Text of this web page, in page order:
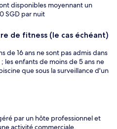
disponibles moyennant un
SGD par nuit
de fitness (le cas échéant)
de 16 ans ne sont pas admis dans
les enfants de moins de 5 ans ne
que sous la surveillance d'un
par un hôte professionnel et
activité commerciale,